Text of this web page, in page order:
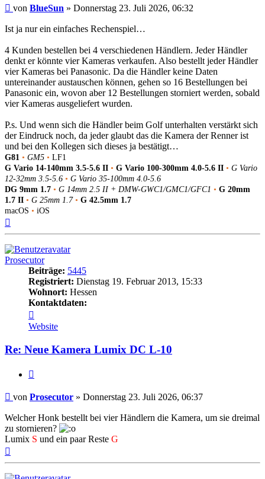
Beitrag
von BlueSun » Donnerstag 23. Juli 2026, 06:32
Ist ja nur ein einfaches Rechenspiel…
4 Kunden bestellen bei 4 verschiedenen Händlern. Jeder Händler
denkt er könnte vier Kameras verkaufen. Also bestellt jeder Händler
vier Kameras bei Panasonic. Da die Händler keine Daten
untereinander austauschen können, gehen so 16 Bestellungen bei
Panasonic ein, wovon aber 12 Bestellungen storniert werden, sobald
vier Kameras ausgeliefert wurden.
P.s. Und wenn sich die Händler beim Golf unterhalten verstärkt sich
der Eindruck noch, da jeder glaubt das die Kamera der Renner ist
und bei den Kollegen sich dieses ja bestätigt…
G81 • GM5 • LF1
G Vario 14-140mm 3.5-5.6 II • G Vario 100-300mm 4.0-5.6 II • G Vario
12-32mm 3.5-5.6 • G Vario 35-100mm 4.0-5.6
DG 9mm 1.7 • G 14mm 2.5 II + DMW-GWC1/GMC1/GFC1 • G 20mm
1.7 II • G 25mm 1.7 • G 42.5mm 1.7
macOS • iOS
Prosecutor
Beiträge: 5445
Registriert: Dienstag 19. Februar 2013, 15:33
Wohnort: Hessen
Kontaktdaten:
von
Prosecutor
Website
Re: Neue Kamera Lumix DC L-10
Beitrag
von Prosecutor » Donnerstag 23. Juli 2026, 06:37
Welcher Honk bestellt bei vier Händlern die Kamera, um sie dreimal
zu stornieren?
Lumix S und ein paar Reste G